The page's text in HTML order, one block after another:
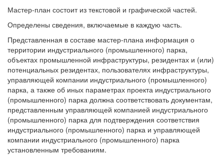
Мастер-план состоит из текстовой и графической частей.
Определены сведения, включаемые в каждую часть.
Представленная в составе мастер-плана информация о
территории индустриального (промышленного) парка,
объектах промышленной инфраструктуры, резидентах и (или)
потенциальных резидентах, пользователях инфраструктуры,
управляющей компании индустриального (промышленного)
парка, а также об иных параметрах проекта индустриального
(промышленного) парка должна соответствовать документам,
представленным управляющей компанией индустриального
(промышленного) парка для подтверждения соответствия
индустриального (промышленного) парка и управляющей
компании индустриального (промышленного) парка
установленным требованиям.